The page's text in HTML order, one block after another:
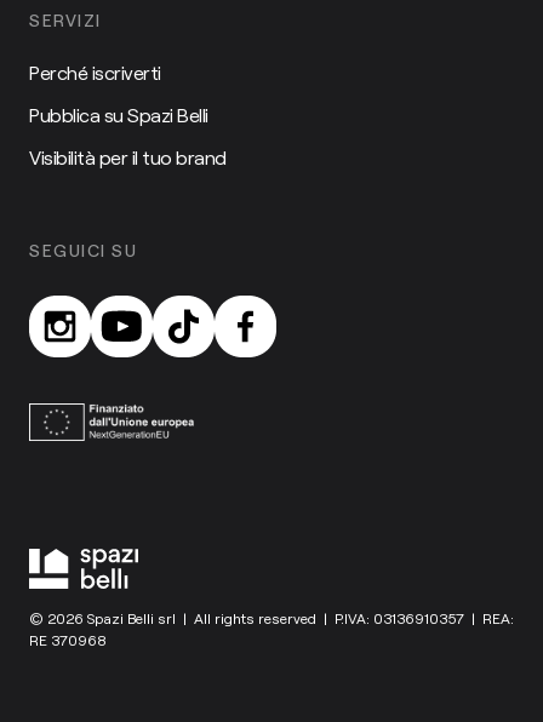
SERVIZI
Perché iscriverti
Pubblica su Spazi Belli
Visibilità per il tuo brand
SEGUICI SU
© 2026 Spazi Belli srl | All rights reserved | P.IVA: 03136910357 | REA:
RE 370968